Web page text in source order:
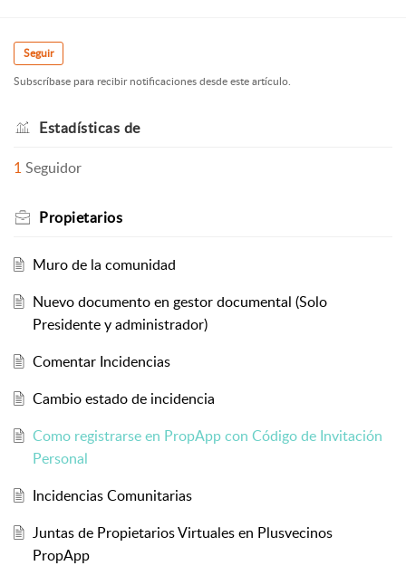
Seguir
Subscríbase para recibir notificaciones desde este artículo.
Estadísticas de
1Seguidor
Propietarios
Muro de la comunidad
Nuevo documento en gestor documental (Solo
Presidente y administrador)
Comentar Incidencias
Cambio estado de incidencia
Como registrarse en PropApp con Código de Invitación
Personal
Incidencias Comunitarias
Juntas de Propietarios Virtuales en Plusvecinos
PropApp